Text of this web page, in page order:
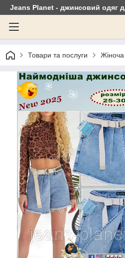
Jeans Planet - джинсовий одяг
Товари та послуги Жіноча